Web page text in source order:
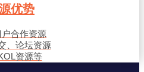
优势
合作资源
、论坛资源
资源等